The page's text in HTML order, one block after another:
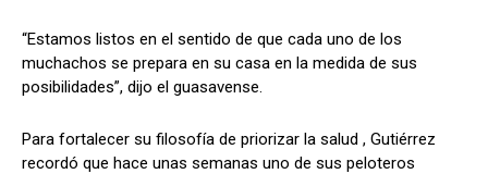
p
k
“Estamos listos en el sentido de que cada uno de los
muchachos se prepara en su casa en la medida de sus
posibilidades”, dijo el guasavense.
Para fortalecer su filosofía de priorizar la salud , Gutiérrez
recordó que hace unas semanas uno de sus peloteros